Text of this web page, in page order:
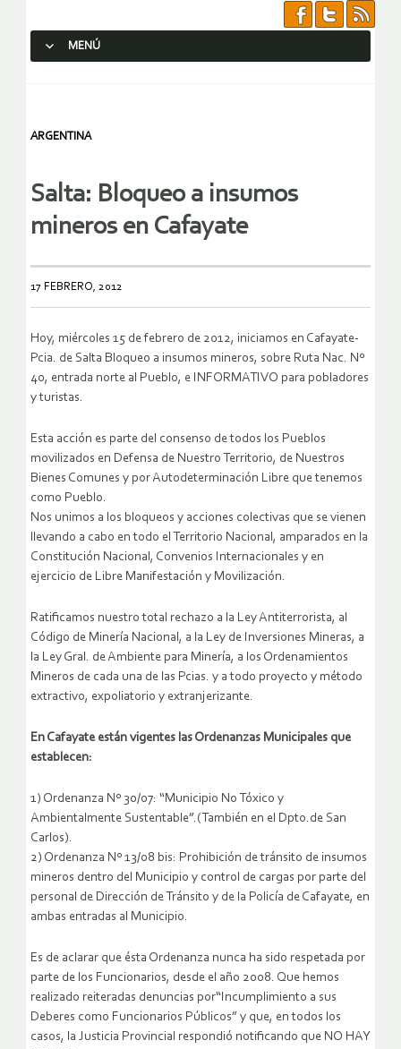
MENÚ
ARGENTINA
Salta: Bloqueo a insumos
mineros en Cafayate
17 FEBRERO, 2012
Hoy, miércoles 15 de febrero de 2012, iniciamos en Cafayate-
Pcia. de Salta Bloqueo a insumos mineros, sobre Ruta Nac. Nº
40, entrada norte al Pueblo, e INFORMATIVO para pobladores
y turistas.
Esta acción es parte del consenso de todos los Pueblos
movilizados en Defensa de Nuestro Territorio, de Nuestros
Bienes Comunes y por Autodeterminación Libre que tenemos
como Pueblo.
Nos unimos a los bloqueos y acciones colectivas que se vienen
llevando a cabo en todo el Territorio Nacional, amparados en la
Constitución Nacional, Convenios Internacionales y en
ejercicio de Libre Manifestación y Movilización.
Ratificamos nuestro total rechazo a la Ley Antiterrorista, al
Código de Minería Nacional, a la Ley de Inversiones Mineras, a
la Ley Gral. de Ambiente para Minería, a los Ordenamientos
Mineros de cada una de las Pcias. y a todo proyecto y método
extractivo, expoliatorio y extranjerizante.
En Cafayate están vigentes las Ordenanzas Municipales que
establecen:
1) Ordenanza Nº 30/07: “Municipio No Tóxico y
Ambientalmente Sustentable”.(También en el Dpto.de San
Carlos).
2) Ordenanza Nº 13/08 bis: Prohibición de tránsito de insumos
mineros dentro del Municipio y control de cargas por parte del
personal de Dirección de Tránsito y de la Policía de Cafayate, en
ambas entradas al Municipio.
Es de aclarar que ésta Ordenanza nunca ha sido respetada por
parte de los Funcionarios, desde el año 2008. Que hemos
realizado reiteradas denuncias por“Incumplimiento a sus
Deberes como Funcionarios Públicos” y que, en todos los
casos, la Justicia Provincial respondió notificando que NO HAY